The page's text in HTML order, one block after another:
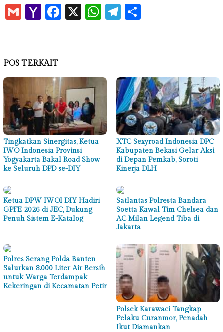
GmailYahooFacebook
X WhatsApp
Telegram
POS TERKAIT
Tingkatkan Sinergitas, Ketua
IWO Indonesia Provinsi
Yogyakarta Bakal Road Show
ke Seluruh DPD se-DIY
XTC Sexyroad Indonesia DPC
Kabupaten Bekasi Gelar Aksi
di Depan Pemkab, Soroti
Kinerja DLH
Ketua DPW IWOI DIY Hadiri
GPFE 2026 di JEC, Dukung
Penuh Sistem E-Katalog
Satlantas Polresta Bandara
Soetta Kawal Tim Chelsea dan
AC Milan Legend Tiba di
Jakarta
Polres Serang Polda Banten
Salurkan 8.000 Liter Air Bersih
untuk Warga Terdampak
Kekeringan di Kecamatan Petir
Polsek Karawaci Tangkap
Pelaku Curanmor, Penadah
Ikut Diamankan